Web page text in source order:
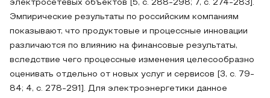
электросетевых объектов [5, с. 288-298; 7, с. 274-283].
Эмпирические результаты по российским компаниям
показывают, что продуктовые и процессные инновации
различаются по влиянию на финансовые результаты,
вследствие чего процессные изменения целесообразно
оценивать отдельно от новых услуг и сервисов [3, с. 79-
84; 4, с. 278-291]. Для электроэнергетики данное